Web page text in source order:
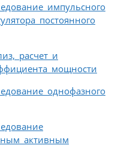
импульсного
постоянного
расчет и
мощности
однофазного
активным